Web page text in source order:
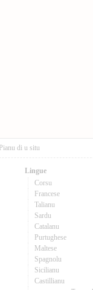
Pianu di u situ
Lingue
Corsu
Francese
Talianu
Sardu
Catalanu
Purtughese
Maltese
Spagnolu
Sicilianu
Castillianu